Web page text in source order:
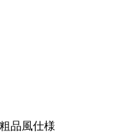
品風仕様